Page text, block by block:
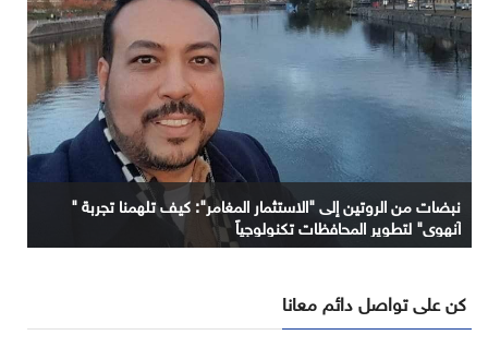
نبضات من الروتين إلى "الاستثمار المغامر": كيف تلهمنا تجربة "
آنهوي" لتطوير المحافظات تكنولوجياً
كن على تواصل دائم معانا